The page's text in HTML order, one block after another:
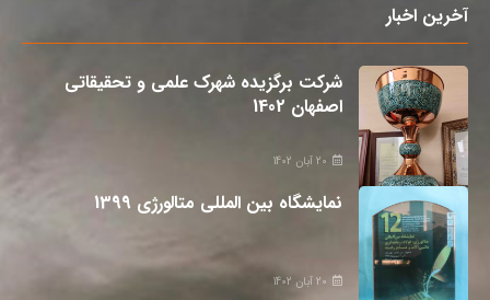
آخرین اخبار
شرکت برگزیده شهرک علمی و تحقیقاتی
اصفهان 1402
20 آبان 1402
نمایشگاه بین المللی متالورژی 1399
20 آبان 1402